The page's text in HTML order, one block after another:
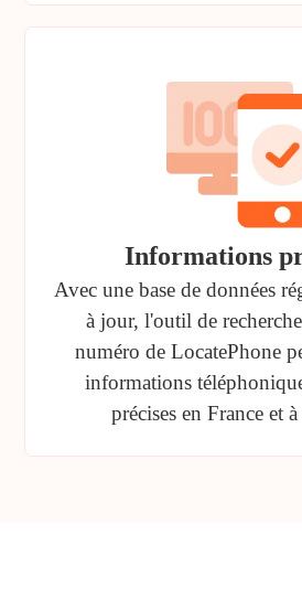
Informations
Avec une base de données
à jour, l'outil de
numéro de LocatePhone
informations
précises en France et